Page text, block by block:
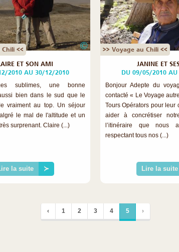
<< ©
ET SON AMI
2010 AU 30/12/2010
sublimes, une bonne
bien dans le sud que le
vraiment au top. Un séjour
le mal de l'altitude et un
surprenant. Claire (...)
la suite ≻
>> Voyage au Chili <<
JANINE ET
DU 09/05/2010
Bonjour Adepte du
contacté « Le Voyage
Tours Opérators pour leur
aider à concrétiser
l’itinéraire que nous
respectant tous nos (...)
Lire la suite
‹ 1 2 3 4 5 ›